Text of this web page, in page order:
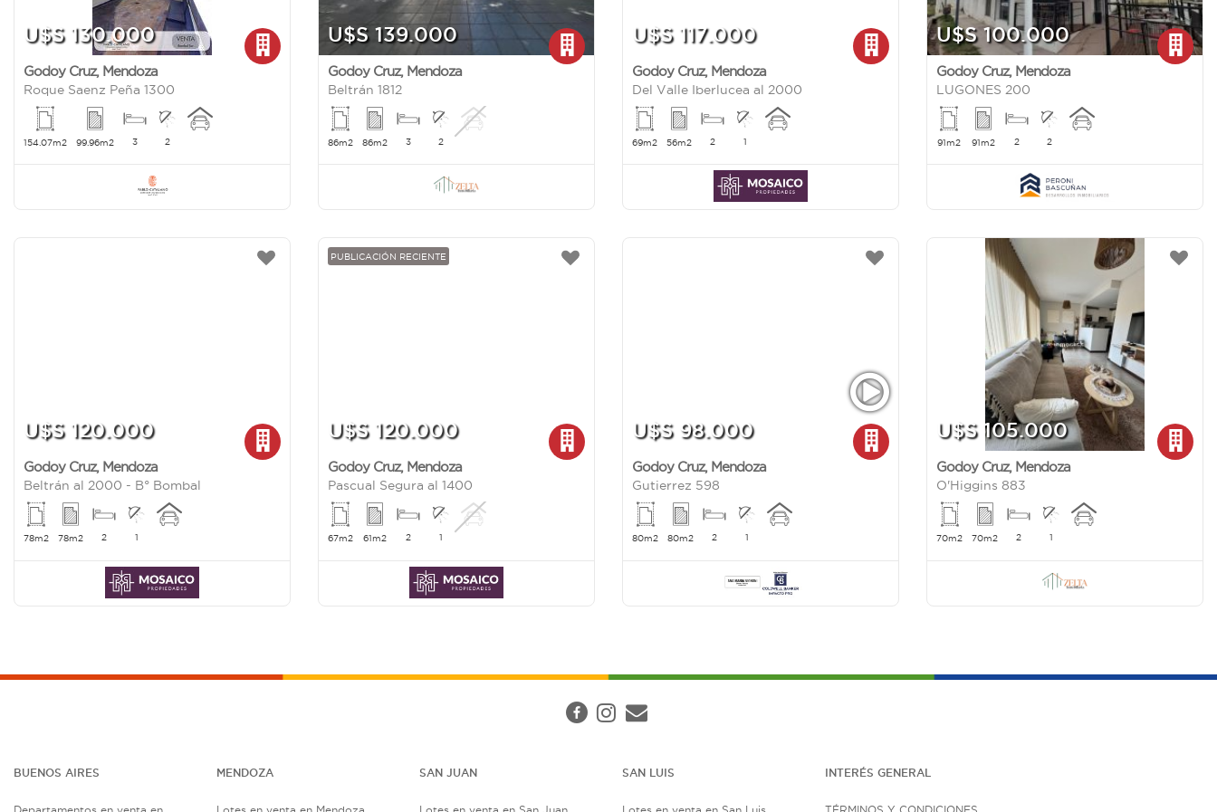
U$S 130.000
Godoy Cruz, Mendoza
Roque Saenz Peña 1300
154.07m2 99.96m2 3 2
U$S 139.000
Godoy Cruz, Mendoza
Beltrán 1812
86m2 86m2 3 2
U$S 117.000
Godoy Cruz, Mendoza
Del Valle Iberlucea al 2000
69m2 56m2 2 1
U$S 100.000
Godoy Cruz, Mendoza
LUGONES 200
91m2 91m2 2 2
U$S 120.000
Godoy Cruz, Mendoza
Beltrán al 2000 - B° Bombal
78m2 78m2 2 1
PUBLICACIÓN RECIENTE
U$S 120.000
Godoy Cruz, Mendoza
Pascual Segura al 1400
67m2 61m2 2 1
U$S 98.000
Godoy Cruz, Mendoza
Gutierrez 598
80m2 80m2 2 1
U$S 105.000
Godoy Cruz, Mendoza
O'Higgins 883
70m2 70m2 2 1
BUENOS AIRES
Departamentos en venta en
MENDOZA
Lotes en venta en Mendoza
SAN JUAN
Lotes en venta en San Juan
SAN LUIS
Lotes en venta en San Luis
INTERÉS GENERAL
TÉRMINOS Y CONDICIONES